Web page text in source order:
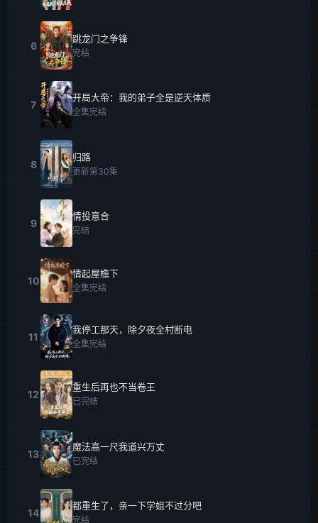
6
跳龙门之争锋
完结
7
开局大帝：我的弟子全是逆天体质
全集完结
8
归路
更新第30集
9
情投意合
完结
10
情起屋檐下
全集完结
11
我停工那天，除夕夜全村断电
全集完结
12
重生后再也不当卷王
已完结
13
魔法高一尺我道兴万丈
已完结
14
都重生了，亲一下学姐不过分吧
完结